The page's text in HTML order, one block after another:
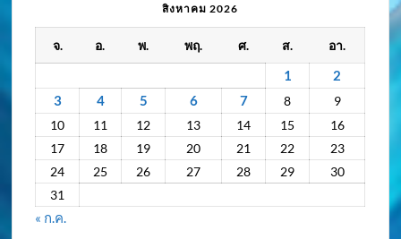
กิจกรรม
ย้อน
สิงหาคม 2026
จ. อ. พ. พฤ. ศ. ส. อา.
1
2
3
4 5 6 7 8
9
10
11 12 13 14 15
16
17
18 19 20 21 22
23
24
25 26 27 28 29
30
31
« ก.ค.